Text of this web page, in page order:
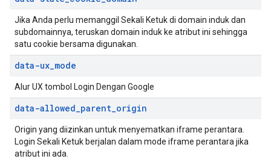
Jika Anda perlu memanggil Sekali Ketuk di domain induk dan
subdomainnya, teruskan domain induk ke atribut ini sehingga
satu cookie bersama digunakan.
data-ux_mode
Alur UX tombol Login Dengan Google
data-allowed_parent_origin
Origin yang diizinkan untuk menyematkan iframe perantara.
Login Sekali Ketuk berjalan dalam mode iframe perantara jika
atribut ini ada.